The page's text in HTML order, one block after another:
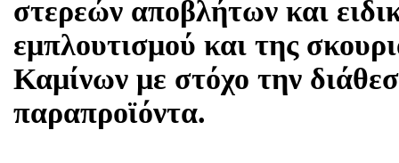
στερεών αποβλήτων και
εμπλουτισμού και της
Καμίνων με στόχο την
παραπροϊόντα.